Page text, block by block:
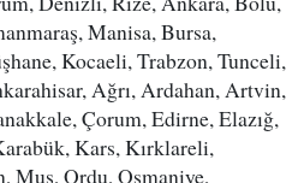
Manisa, Bursa,
Kocaeli, Trabzon, Tunceli,
Ağrı, Ardahan, Artvin,
Çorum, Edirne, Elazığ,
Kars, Kırklareli,
Muş, Ordu, Osmaniye,